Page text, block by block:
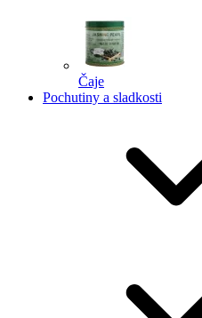
Čaje
Pochutiny a sladkosti